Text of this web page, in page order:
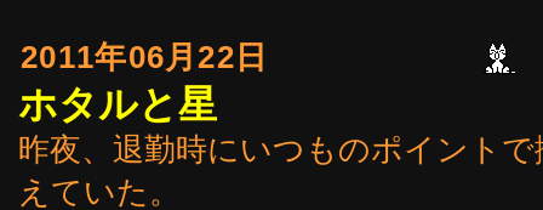
2011年06月22日
ホタルと星
昨夜、退勤時にいつものポイント
えていた。